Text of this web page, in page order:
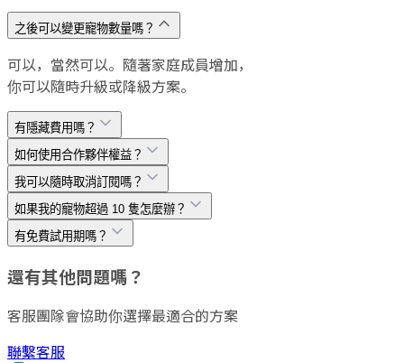
之後可以變更寵物數量嗎？
可以，當然可以。隨著家庭成員增加，
你可以隨時升級或降級方案。
有隱藏費用嗎？
如何使用合作夥伴權益？
我可以隨時取消訂閱嗎？
如果我的寵物超過 10 隻怎麼辦？
有免費試用期嗎？
還有其他問題嗎？
客服團隊會協助你選擇最適合的方案
聯繫客服